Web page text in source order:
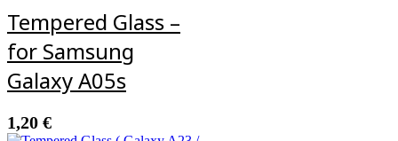
Tempered Glass –
for Samsung
Galaxy A05s
1,20 €